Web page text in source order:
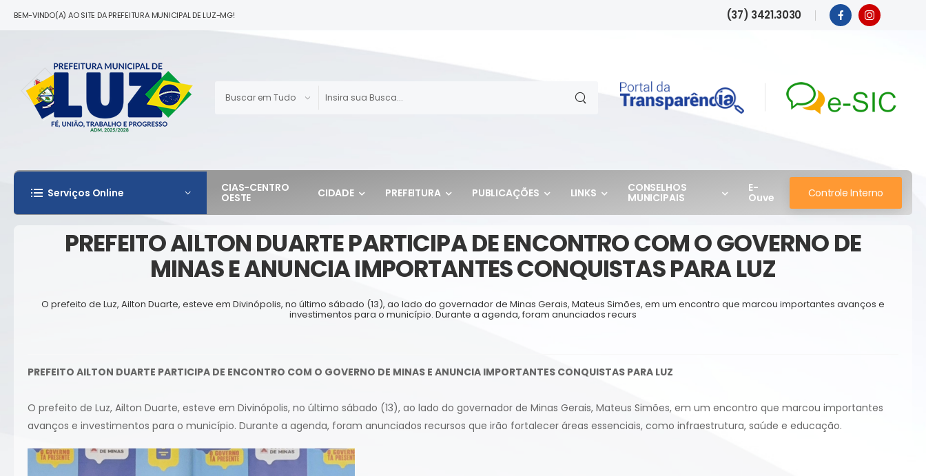
BEM-VINDO(A) AO SITE DA PREFEITURA MUNICIPAL DE LUZ-MG! (37) 3421.3030
Serviços Online CIAS-CENTRO
OESTE CIDADE PREFEITURA PUBLICAÇÕES LINKS CONSELHOS
MUNICIPAIS
E-
Ouve Controle Interno
PREFEITO AILTON DUARTE PARTICIPA DE ENCONTRO COM O GOVERNO DE
MINAS E ANUNCIA IMPORTANTES CONQUISTAS PARA LUZ
O prefeito de Luz, Ailton Duarte, esteve em Divinópolis, no último sábado (13), ao lado do governador de Minas Gerais, Mateus Simões, em um encontro que marcou importantes avanços e
investimentos para o município. Durante a agenda, foram anunciados recurs
PREFEITO AILTON DUARTE PARTICIPA DE ENCONTRO COM O GOVERNO DE MINAS E ANUNCIA IMPORTANTES CONQUISTAS PARA LUZ
O prefeito de Luz, Ailton Duarte, esteve em Divinópolis, no último sábado (13), ao lado do governador de Minas Gerais, Mateus Simões, em um encontro que marcou importantes
avanços e investimentos para o município. Durante a agenda, foram anunciados recursos que irão fortalecer áreas essenciais, como infraestrutura, saúde e educação.